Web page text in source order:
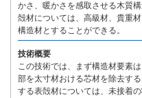
かさ、暖かさを感取させる木質
殻材については、高級材、貴重
構造材とすることができる。
技術概要
この技術では、まず構造材要素
部を太寸材おける芯材を除去す
する表殻材については、未接着